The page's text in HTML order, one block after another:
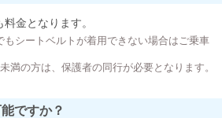
金となります。
シートベルトが着用できない場合はご乗車
満の方は、保護者の同行が必要となります。
ですか？